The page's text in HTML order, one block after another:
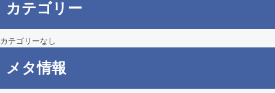
カテゴリー
カテゴリーなし
メタ情報